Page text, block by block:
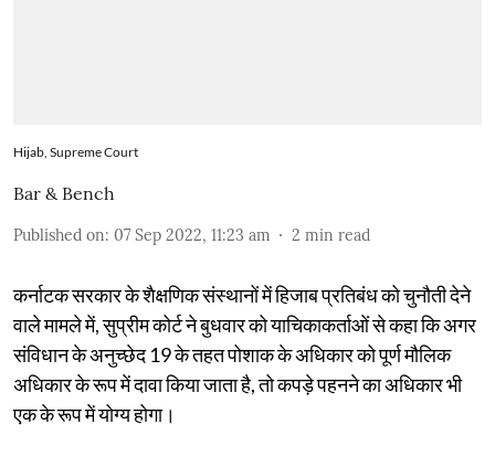
Hijab, Supreme Court
Bar & Bench
Published on: 07 Sep 2022, 11:23 am 2 min read
कर्नाटक सरकार के शैक्षणिक संस्थानों में हिजाब प्रतिबंध को चुनौती देने
वाले मामले में, सुप्रीम कोर्ट ने बुधवार को याचिकाकर्ताओं से कहा कि अगर
संविधान के अनुच्छेद 19 के तहत पोशाक के अधिकार को पूर्ण मौलिक
अधिकार के रूप में दावा किया जाता है, तो कपड़े पहनने का अधिकार भी
एक के रूप में योग्य होगा।